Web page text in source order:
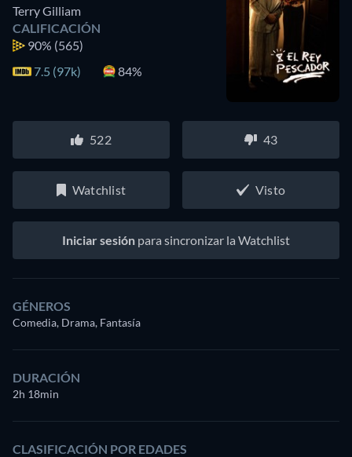
Terry Gilliam
CALIFICACIÓN
90% (565)
7.5 (97k)
84%
522 43
Watchlist Visto
Iniciar sesión para sincronizar la Watchlist
GÉNEROS
Comedia, Drama, Fantasía
DURACIÓN
2h 18min
CLASIFICACIÓN POR EDADES